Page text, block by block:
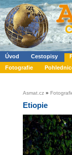
Úvod Cestopisy
Fotografie
Asmat.cz »
Etiopie